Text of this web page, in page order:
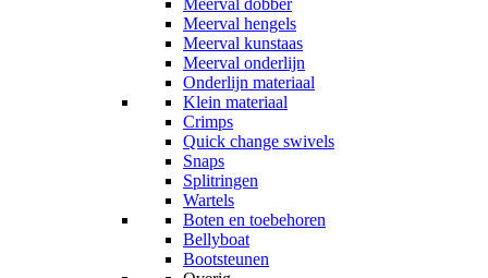
Meerval dobber
Meerval hengels
Meerval kunstaas
Meerval onderlijn
Onderlijn materiaal
Klein materiaal
Crimps
Quick change swivels
Snaps
Splitringen
Wartels
Boten en toebehoren
Bellyboat
Bootsteunen